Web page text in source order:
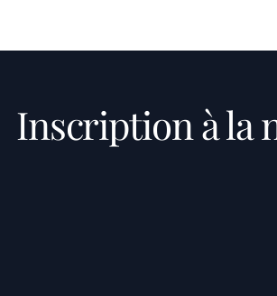
Inscription à la